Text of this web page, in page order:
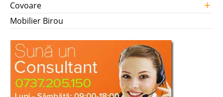
Covoare +
Mobilier Birou